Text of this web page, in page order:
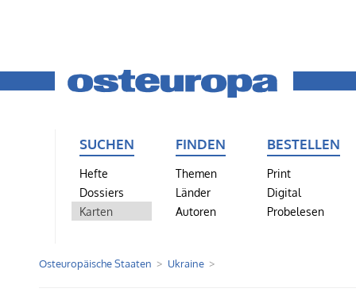
SUCHEN
Hefte
Dossiers
Karten
FINDEN
Themen
Länder
Autoren
BESTELLEN
Print
Digital
Probelesen
Osteuropäische Staaten Ukraine